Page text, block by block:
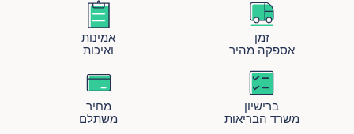
זמן
אספקה מהיר
אמינות
ואיכות
ברישיון
משרד הבריאות
מחיר
משתלם